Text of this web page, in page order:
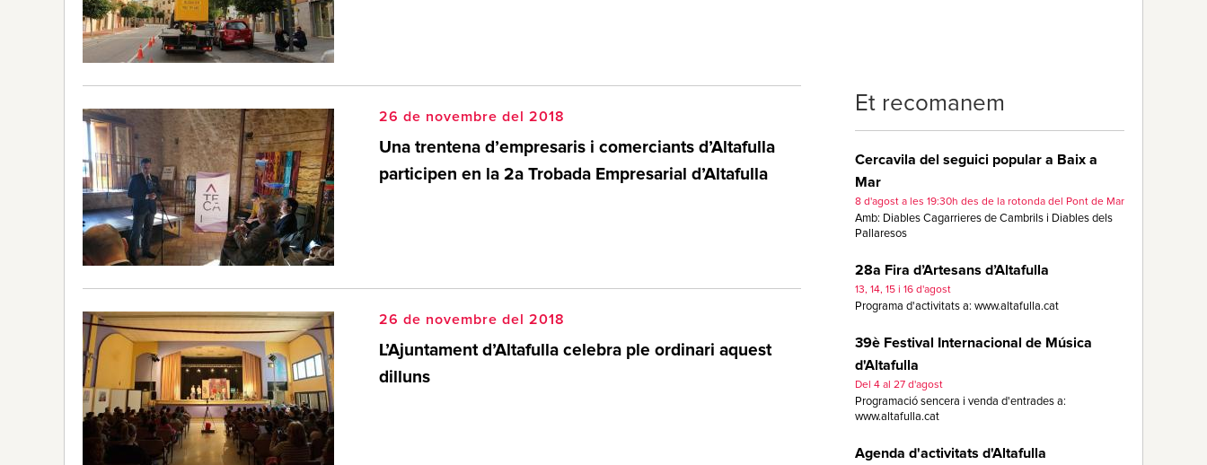
26 de novembre del 2018
Una trentena d’empresaris i comerciants d’Altafulla
participen en la 2a Trobada Empresarial d’Altafulla
26 de novembre del 2018
L’Ajuntament d’Altafulla celebra ple ordinari aquest
dilluns
Et recomanem
Cercavila del seguici popular a Baix a
Mar
8 d'agost a les 19:30h des de la rotonda del Pont de Mar
Amb: Diables Cagarrieres de Cambrils i Diables dels
Pallaresos
28a Fira d’Artesans d’Altafulla
13, 14, 15 i 16 d'agost
Programa d'activitats a: www.altafulla.cat
39è Festival Internacional de Música
d'Altafulla
Del 4 al 27 d'agost
Programació sencera i venda d'entrades a:
www.altafulla.cat
Agenda d'activitats d'Altafulla